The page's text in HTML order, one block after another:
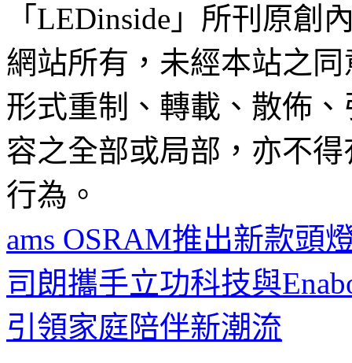
「LEDinside」所刊原創
網站所有，未經本站之
形式重制、轉載、散佈
容之全部或局部，亦不
行為。
ams OSRAM推出新款頭
司朗攜手立功科技與
引領家庭陪伴新潮流